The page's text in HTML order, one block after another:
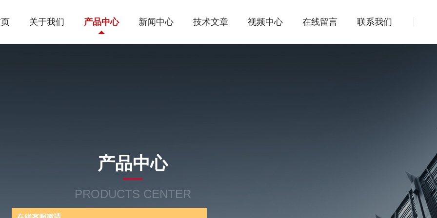
关于我们 产品中心 新闻中心 技术文章 视频中心 在线留言 联系我们
产品中心
PRODUCTS CENTER